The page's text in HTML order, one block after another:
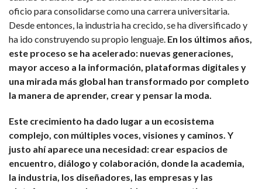
oficio para consolidarse como una carrera universitaria.
Desde entonces, la industria ha crecido, se ha diversificado y
ha ido construyendo su propio lenguaje. En los últimos años,
este proceso se ha acelerado: nuevas generaciones,
mayor acceso a la información, plataformas digitales y
una mirada más global han transformado por completo
la manera de aprender, crear y pensar la moda.
Este crecimiento ha dado lugar a un ecosistema
complejo, con múltiples voces, visiones y caminos. Y
justo ahí aparece una necesidad: crear espacios de
encuentro, diálogo y colaboración, donde la academia,
la industria, los diseñadores, las empresas y las